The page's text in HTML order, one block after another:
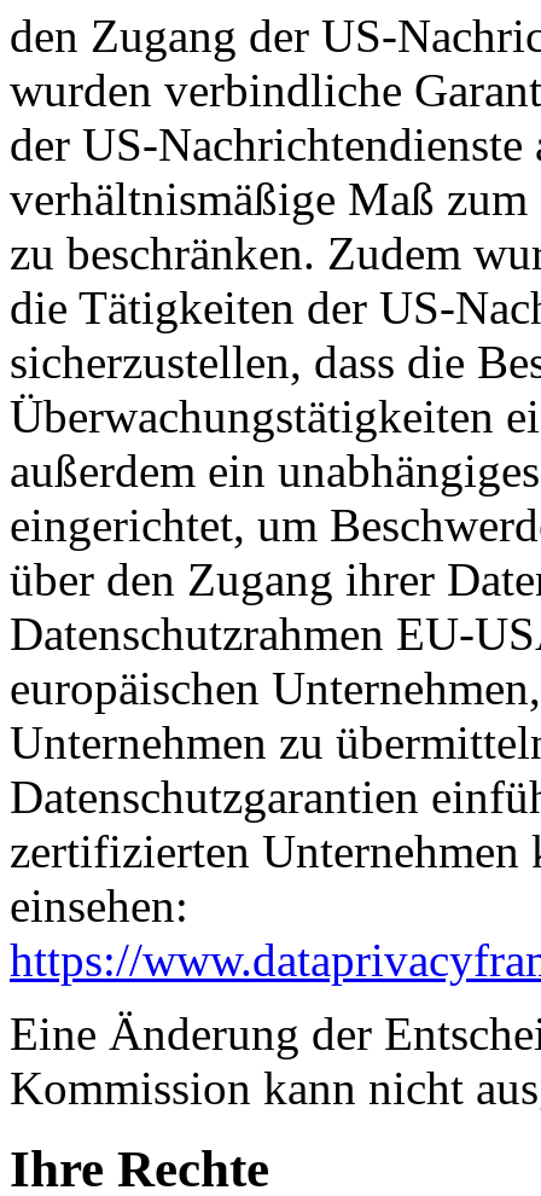
den Zugang der US-
wurden verbindliche
der US-
verhältnismäßige Maß
zu beschränken. Zudem
die Tätigkeiten der US-
sicherzustellen, dass die
Überwachungstätigkeiten
außerdem ein
eingerichtet, um
über den Zugang ihrer
Datenschutzrahmen EU-
europäischen
Unternehmen zu
Datenschutzgarantien
zertifizierten
einsehen:
https://
Eine Änderung der
Kommission kann nicht
Ihre Rechte